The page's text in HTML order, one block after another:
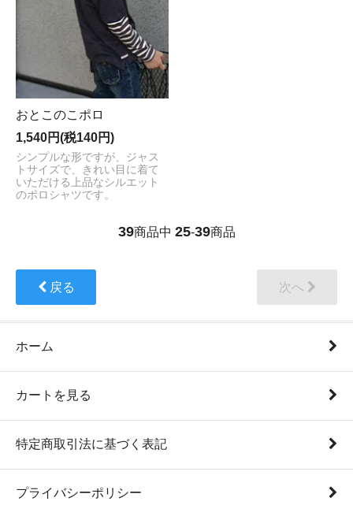
おとこのこポロ
1,540円(税140円)
シンプルな形ですが、ジャス
トサイズで、きれい目に着て
いただける上品なシルエット
のポロシャツです。
39商品中 25-39商品
戻る 次へ
ホーム
カートを見る
特定商取引法に基づく表記
プライバシーポリシー